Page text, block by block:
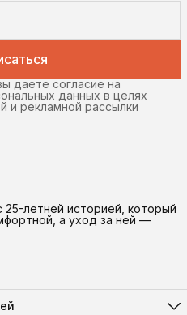
даете согласие на
данных в целях
и рекламной рассылки
летней историей, который
а уход за ней —